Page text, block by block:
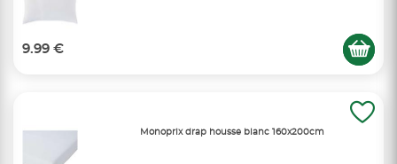
9.99 €
Monoprix drap housse blanc 160x200cm